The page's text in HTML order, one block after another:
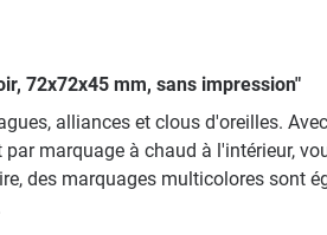
72x72x45 mm, sans impression"
alliances et clous d'oreilles.
marquage à chaud à l'intérieur,
des marquages multicolores sont